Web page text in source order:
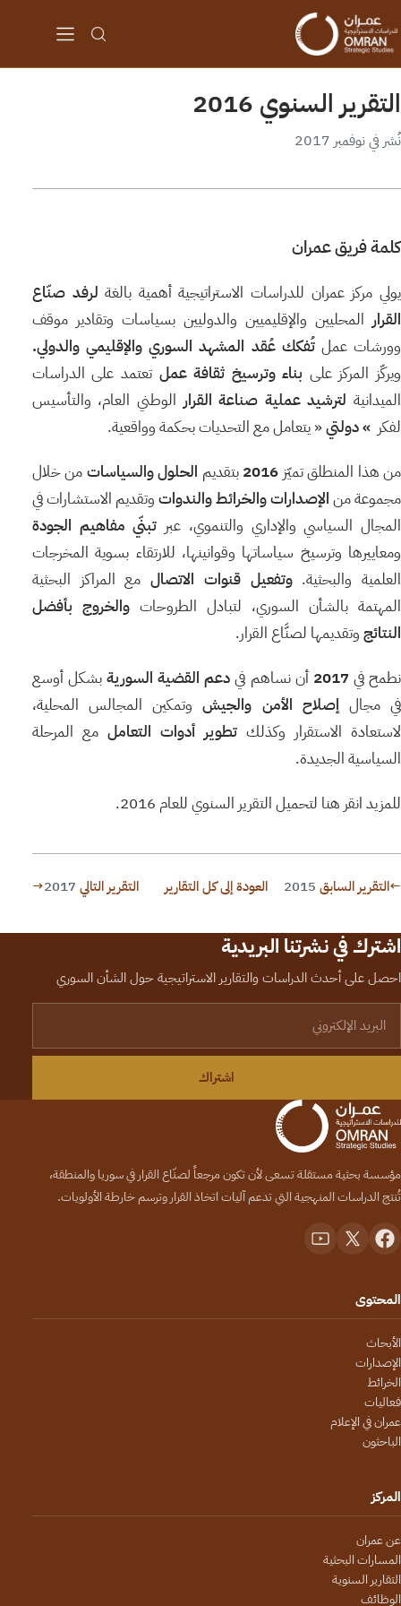
التقرير السنوي 2016
نُشر في نوفمبر 2017
كلمة فريق عمران
يولي مركز عمران للدراسات الاستراتيجية أهمية بالغة لرفد صنّاع
القرار المحليين والإقليميين والدوليين بسياسات وتقادير موقف
وورشات عملتُفكك عُقد المشهد السوري والإقليمي والدولي.
ويركّز المركز على بناء وترسيخ ثقافة عمل تعتمد على الدراسات
الميدانية لترشيد عملية صناعة القرار الوطني العام، والتأسيس
لفكر »دولتي « يتعامل مع التحديات بحكمة وواقعية.
من هذا المنطلق تميّز 2016 بتقديم الحلولوالسياسات من خلال
مجموعة من الإصداراتوالخرائطوالندوات وتقديم الاستشارات في
المجال السياسي والإداري والتنموي، عبر تبنّي مفاهيم الجودة
ومعاييرها وترسيخ سياساتها وقوانينها، للارتقاء بسوية المخرجات
العلمية والبحثية.وتفعيل قنوات الاتصالمع المراكز البحثية
المهتمة بالشأن السوري، لتبادل الطروحاتوالخروج بأفضل
النتائج وتقديمها لصنَّاع القرار.
نطمح في 2017 أن نساهم في دعم القضية السوريةبشكل أوسع
في مجال إصلاح الأمن والجيشوتمكين المجالس المحلية،
لاستعادة الاستقرار وكذلكتطوير أدوات التعامل مع المرحلة
السياسية الجديدة.
للمزيد انقر هنا لتحميل التقرير السنوي للعام 2016.
←التقرير السابق 2015 العودة إلى كل التقارير التقرير التالي 2017
→
اشترك في نشرتنا البريدية
احصل على أحدث الدراسات والتقارير الاستراتيجية حول الشأن السوري
اشتراك
مؤسسة بحثية مستقلة تسعى لأن تكون مرجعاً لصنّاع القرار في سوريا والمنطقة،
تُنتج الدراسات المنهجية التي تدعم آليات اتخاذ القرار وترسم خارطة الأولويات.
المحتوى
الأبحاث
الإصدارات
الخرائط
فعاليات
عمران في الإعلام
الباحثون
المركز
عن عمران
المسارات البحثية
التقارير السنوية
الوظائف